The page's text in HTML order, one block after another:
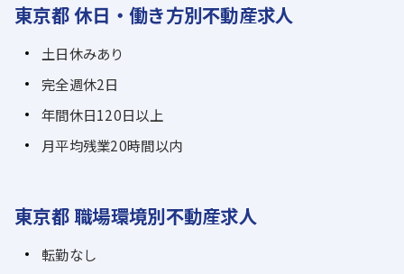
東京都 休日・働き方別不動産求人
土日休みあり
完全週休2日
年間休日120日以上
月平均残業20時間以内
東京都 職場環境別不動産求人
転勤なし